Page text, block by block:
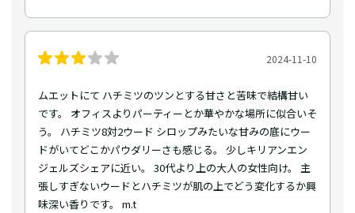
2024-11-10
ムエットにて ハチミツのツンとする甘さと苦味で結構甘い
です。 オフィスよりパーティーとか華やかな場所に似合いそ
う。 ハチミツ8対2ウード シロップみたいな甘みの底にウー
ドがいてどこかパウダリーさも感じる。 少しキリアンエン
ジェルズシェアに近い。 30代より上の大人の女性向け。 主
張しすぎないウードとハチミツが肌の上でどう変化するか興
味深い香りです。 m.t